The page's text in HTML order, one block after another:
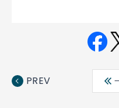
ebo
PREV